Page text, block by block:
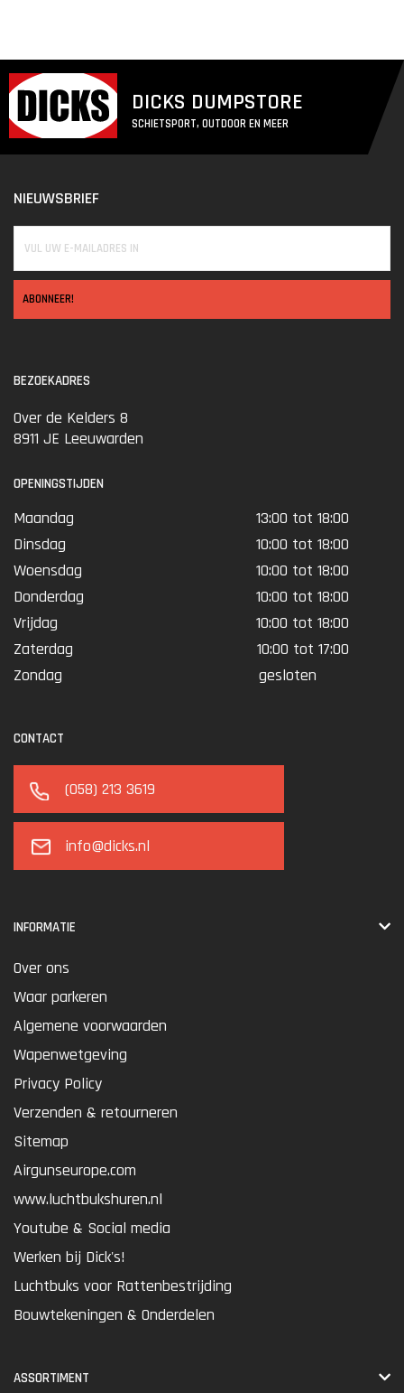
DICKS DUMPSTORE
SCHIETSPORT, OUTDOOR EN MEER
NIEUWSBRIEF
ABONNEER!
BEZOEKADRES
Over de Kelders 8
8911 JE Leeuwarden
OPENINGSTIJDEN
Maandag
13:00 tot 18:00
Dinsdag
10:00 tot 18:00
Woensdag
10:00 tot 18:00
Donderdag
10:00 tot 18:00
Vrijdag
10:00 tot 18:00
Zaterdag
10:00 tot 17:00
Zondag
gesloten
CONTACT
(058) 213 3619
info@dicks.nl
INFORMATIE
Over ons
Waar parkeren
Algemene voorwaarden
Wapenwetgeving
Privacy Policy
Verzenden & retourneren
Sitemap
Airgunseurope.com
www.luchtbukshuren.nl
Youtube & Social media
Werken bij Dick's!
Luchtbuks voor Rattenbestrijding
Bouwtekeningen & Onderdelen
ASSORTIMENT